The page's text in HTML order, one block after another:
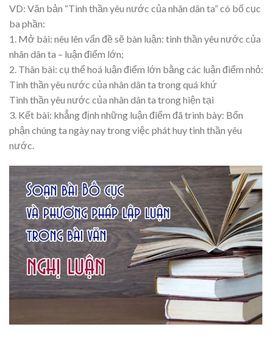
VD: Văn bản “Tinh thần yêu nước của nhân dân ta” có bố cục
ba phần:
1. Mở bài: nêu lên vấn đề sẽ bàn luận: tinh thần yêu nước của
nhân dân ta – luận điểm lớn;
2. Thân bài: cụ thể hoá luận điểm lớn bằng các luận điểm nhỏ:
Tinh thần yêu nước của nhân dân ta trong quá khứ
Tinh thần yêu nước của nhân dân ta trong hiện tại
3. Kết bài: khẳng định những luận điểm đã trình bày: Bổn
phận chúng ta ngày nay trong việc phát huy tinh thần yêu
nước.